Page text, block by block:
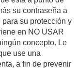
su contraseña a
su protección y
en NO USAR
concepto. Le
use una
a fin de prevenir